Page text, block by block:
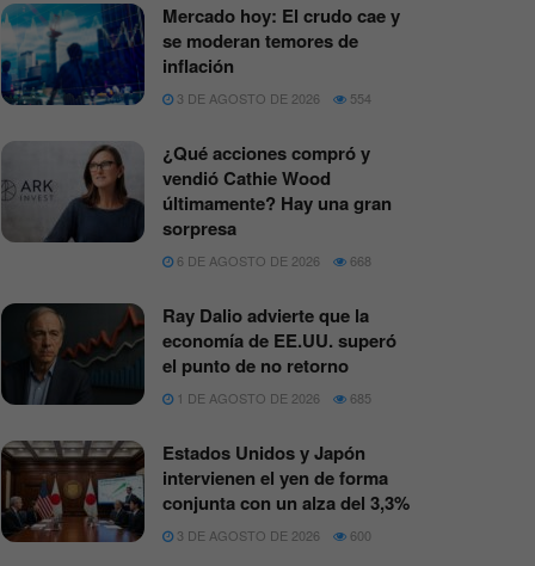
Mercado hoy: El crudo cae y
se moderan temores de
inflación
3 DE AGOSTO DE 2026 554
¿Qué acciones compró y
vendió Cathie Wood
últimamente? Hay una gran
sorpresa
6 DE AGOSTO DE 2026 668
Ray Dalio advierte que la
economía de EE.UU. superó
el punto de no retorno
1 DE AGOSTO DE 2026 685
Estados Unidos y Japón
intervienen el yen de forma
conjunta con un alza del 3,3%
3 DE AGOSTO DE 2026 600